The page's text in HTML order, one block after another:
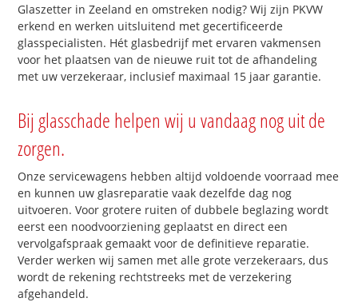
Glaszetter in Zeeland en omstreken nodig? Wij zijn PKVW
erkend en werken uitsluitend met gecertificeerde
glasspecialisten. Hét glasbedrijf met ervaren vakmensen
voor het plaatsen van de nieuwe ruit tot de afhandeling
met uw verzekeraar, inclusief maximaal 15 jaar garantie.
Bij glasschade helpen wij u vandaag nog uit de
zorgen.
Onze servicewagens hebben altijd voldoende voorraad mee
en kunnen uw glasreparatie vaak dezelfde dag nog
uitvoeren. Voor grotere ruiten of dubbele beglazing wordt
eerst een noodvoorziening geplaatst en direct een
vervolgafspraak gemaakt voor de definitieve reparatie.
Verder werken wij samen met alle grote verzekeraars, dus
wordt de rekening rechtstreeks met de verzekering
afgehandeld.